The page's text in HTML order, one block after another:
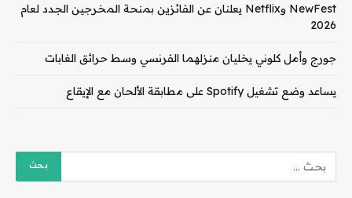
NewFest وNetflix يعلنان عن الفائزين بمنحة المخرجين الجدد لعام
2026
جورج وأمل كلوني يخليان منزلهما الفرنسي وسط حرائق الغابات
يساعد وضع تشغيل Spotify على مطابقة الألحان مع الإيقاع